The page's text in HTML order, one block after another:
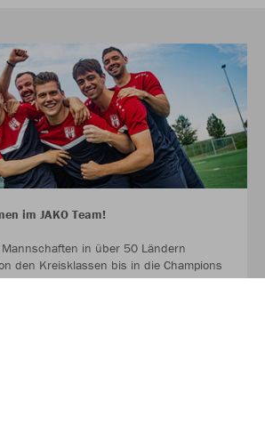
im JAKO Team!
in über 50 Ländern
den Kreisklassen bis in die Champions
erste Mannschaften und Senioren.